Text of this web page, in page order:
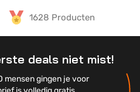
1628 Producten
deals niet mist!
mensen gingen je voor